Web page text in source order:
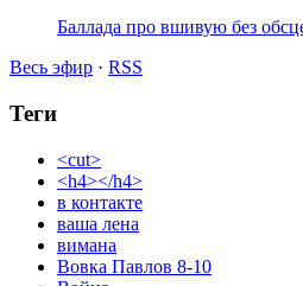
Баллада про вшивую без
Весь эфир · RSS
Теги
<cut>
<h4></h4>
в контакте
ваша лена
вимана
Вовка Павлов 8-10